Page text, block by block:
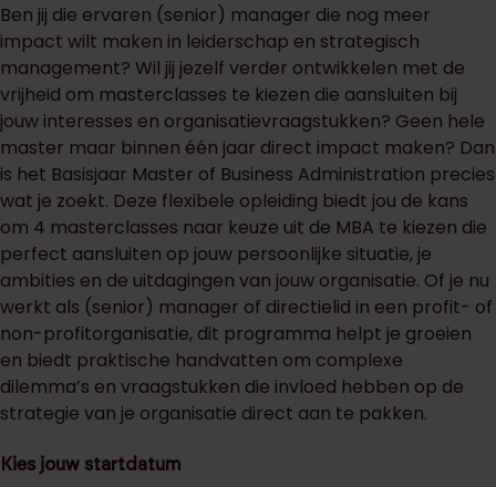
Ben jij die ervaren (senior) manager die nog meer
impact wilt maken in leiderschap en strategisch
management? Wil jij jezelf verder ontwikkelen met de
vrijheid om masterclasses te kiezen die aansluiten bij
jouw interesses en organisatievraagstukken? Geen hele
master maar binnen één jaar direct impact maken? Dan
is het Basisjaar Master of Business Administration precies
wat je zoekt. Deze flexibele opleiding biedt jou de kans
om 4 masterclasses naar keuze uit de MBA te kiezen die
perfect aansluiten op jouw persoonlijke situatie, je
ambities en de uitdagingen van jouw organisatie. Of je nu
werkt als (senior) manager of directielid in een profit- of
non-profitorganisatie, dit programma helpt je groeien
en biedt praktische handvatten om complexe
dilemma’s en vraagstukken die invloed hebben op de
strategie van je organisatie direct aan te pakken.
Kies jouw startdatum